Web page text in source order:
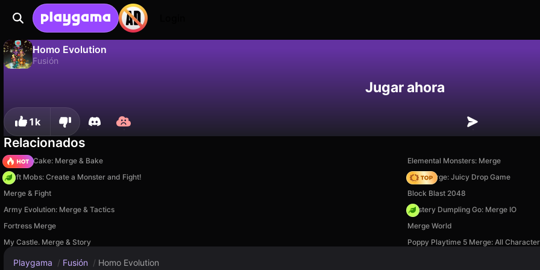
Homo Evolution
Fusión
Jugar ahora
1k
Relacionados
Piece of Cake: Merge & Bake
Elemental Monsters: Merge
Craft Mobs: Create a Monster and Fight!
Fruit Merge: Juicy Drop Game
Merge & Fight
Block Blast 2048
Army Evolution: Merge & Tactics
Mystery Dumpling Go: Merge IO
Fortress Merge
Merge World
My Castle. Merge & Story
Poppy Playtime 5 Merge: All
Playgama / Fusión / Homo Evolution